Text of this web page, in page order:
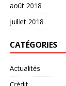
août 2018
juillet 2018
CATÉGORIES
Actualités